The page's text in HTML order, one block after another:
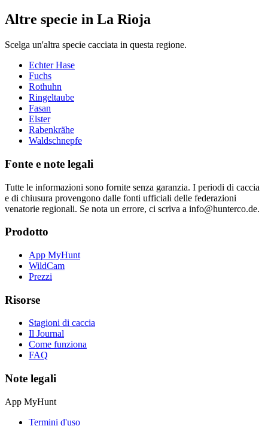
Altre specie in La Rioja
Scelga un'altra specie cacciata in questa regione.
Echter Hase
Fuchs
Rothuhn
Ringeltaube
Fasan
Elster
Rabenkrähe
Waldschnepfe
Fonte e note legali
Tutte le informazioni sono fornite senza garanzia. I periodi di caccia
e di chiusura provengono dalle fonti ufficiali delle federazioni
venatorie regionali. Se nota un errore, ci scriva a info@hunterco.de.
Prodotto
App MyHunt
WildCam
Prezzi
Risorse
Stagioni di caccia
Il Journal
Come funziona
FAQ
Note legali
App MyHunt
Termini d'uso